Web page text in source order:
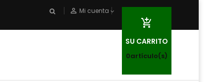
person_outline Mi cuenta

SU CARRITO
0artículo(s)